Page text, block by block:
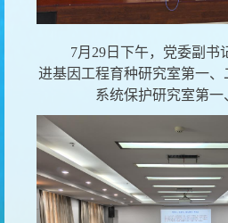
7月29日下午，党委副书
进基因工程育种研究室第一、
系统保护研究室第一